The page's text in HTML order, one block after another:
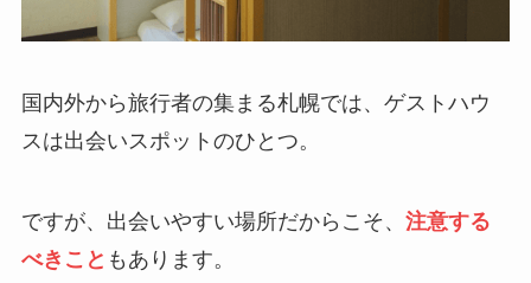
国内外から旅行者の集まる札幌では、ゲストハウ
スは出会いスポットのひとつ。
ですが、出会いやすい場所だからこそ、 注意する
べきこと もあります。